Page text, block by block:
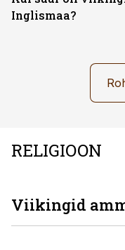
Inglismaa?
RELIGIOON
Viikingid